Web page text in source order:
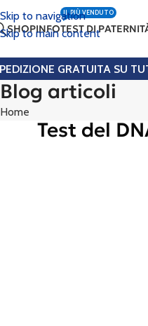
Skip to navigation
Skip to main content
SHOPINFOTEST DI
IL PIÙ VENDUTO
GRATUITA SU
Blog articoli
Home
Test del